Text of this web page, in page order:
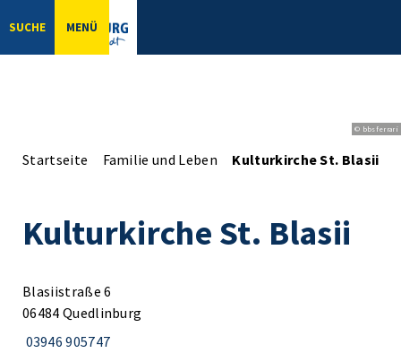
SUCHE MENÜ
© bbsferrari
Startseite Familie und Leben Kulturkirche St. Blasii
Kulturkirche St. Blasii
Blasiistraße 6
06484 Quedlinburg
03946 905747